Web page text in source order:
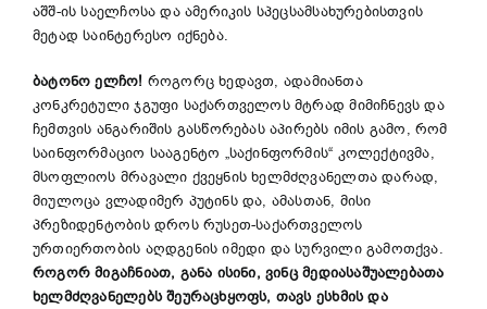
აშშ-ის საელჩოსა და ამერიკის სპეცსამსახურებისთვის
მეტად საინტერესო იქნება.
ბატონო ელჩო! როგორც ხედავთ, ადამიანთა
კონკრეტული ჯგუფი საქართველოს მტრად მიმიჩნევს და
ჩემთვის ანგარიშის გასწორებას აპირებს იმის გამო, რომ
საინფორმაციო სააგენტო „საქინფორმის“ კოლექტივმა,
მსოფლიოს მრავალი ქვეყნის ხელმძღვანელთა დარად,
მიულოცა ვლადიმერ პუტინს და, ამასთან, მისი
პრეზიდენტობის დროს რუსეთ-საქართველოს
ურთიერთობის აღდგენის იმედი და სურვილი გამოთქვა.
როგორ მიგაჩნიათ, განა ისინი, ვინც მედიასაშუალებათა
ხელმძღვანელებს შეურაცხყოფს, თავს ესხმის და